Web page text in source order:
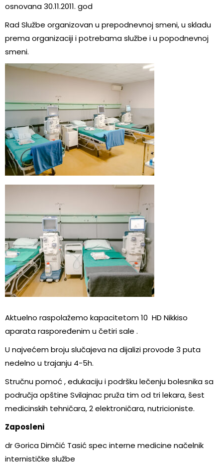
osnovana 30.11.2011. god
Rad Službe organizovan u prepodnevnoj smeni, u skladu
prema organizaciji i potrebama službe i u popodnevnoj
smeni.
Aktuelno raspolažemo kapacitetom 10 HD Nikkiso
aparata raspoređenim u četiri sale .
U najvećem broju slučajeva na dijalizi provode 3 puta
nedelno u trajanju 4-5h.
Stručnu pomoć , edukaciju i podršku lečenju bolesnika sa
područja opštine Svilajnac pruža tim od tri lekara, šest
medicinskih tehničara, 2 elektroničara, nutricioniste.
Zaposleni
dr Gorica Dimčić Tasić spec interne medicine načelnik
internističke službe